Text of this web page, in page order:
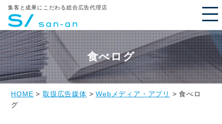
集客と成果にこだわる総合広告代理店
食べログ
HOME >取扱広告媒体 >Webメディア・アプリ > 食べロ
グ